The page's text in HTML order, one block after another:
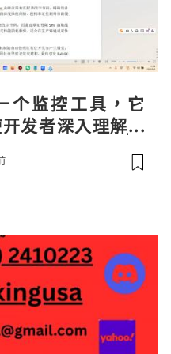
个监控工具，它
发者深入理解JV
收机制和并发原
数据，它将抽象